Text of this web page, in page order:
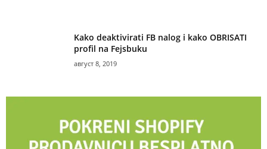
Kako deaktivirati FB nalog i kako OBRISATI
profil na Fejsbuku
август 8, 2019